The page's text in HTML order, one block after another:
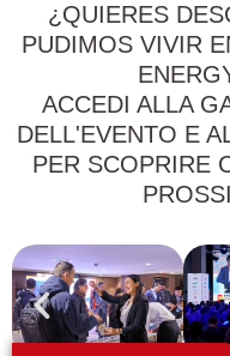
¿QUIERES
PUDIMOS VIVIR
ACCEDI ALLA
DELL'EVENTO E
PER SCOPRIRE